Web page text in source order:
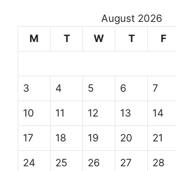
August 2026
M
T W T F
3 4 5 6 7
10 11 12 13 14
17 18 19 20 21
24 25 26 27 28